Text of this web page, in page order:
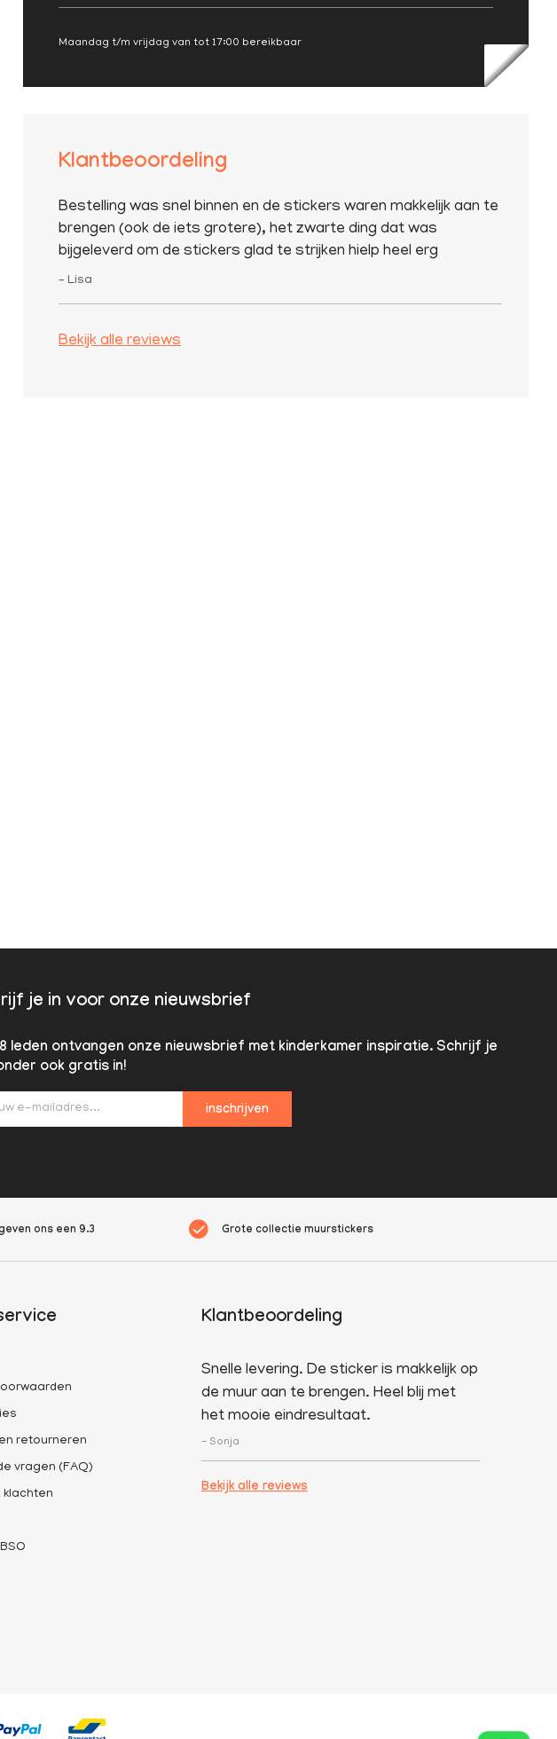
Maandag t/m vrijdag van tot 17:00 bereikbaar
Klantbeoordeling
Bestelling was snel binnen en de stickers waren makkelijk aan te
brengen (ook de iets grotere), het zwarte ding dat was
bijgeleverd om de stickers glad te strijken hielp heel erg
– Lisa
Bekijk alle reviews
je in voor onze nieuwsbrief
leden ontvangen onze nieuwsbrief met kinderkamer inspiratie. Schrijf je
ook gratis in!
inschrijven
ons een9.3 Grote collectie muurstickers
retourneren
vragen (FAQ)
klachten
Klantbeoordeling
Snelle levering. De sticker is makkelijk op
de muur aan te brengen. Heel blij met
het mooie eindresultaat.
- Sonja
Bekijk alle reviews